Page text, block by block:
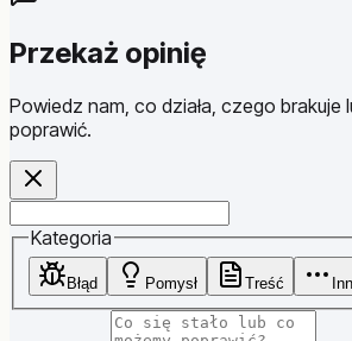
Przekaż opinię
Powiedz nam, co działa, czego brakuje
poprawić.
Kategoria
Błąd Pomysł Treść